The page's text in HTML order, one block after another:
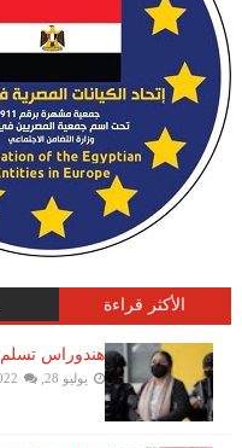
الأكثر قراءة
هندوراس تسلم
يوليو 28, 2022